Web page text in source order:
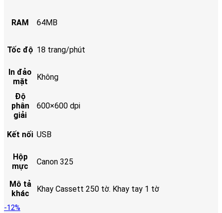
RAM 64MB
Tốc độ 18 trang/phút
In đảo
mặt
Không
Độ
phân
giải
600×600 dpi
Kết nối USB
Hộp
mực
Canon 325
Mô tả
khác
Khay Cassett 250 tờ. Khay tay 1 tờ
-12%